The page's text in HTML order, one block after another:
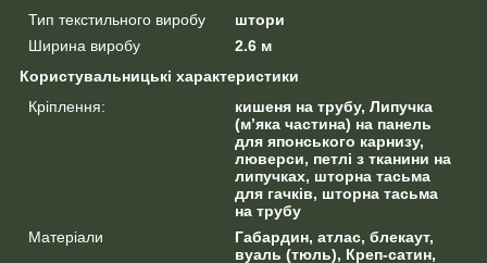
Тип текстильного виробу
штори
Ширина виробу
2.6 м
Користувальницькі характеристики
Кріплення:
кишеня на трубу, Липучка
(м’яка частина) на панель
для японського карнизу,
люверси, петлі з тканини на
липучках, шторна тасьма
для гачків, шторна тасьма
на трубу
Матеріали
Габардин, атлас, блекаут,
вуаль (тюль), Креп-сатин,